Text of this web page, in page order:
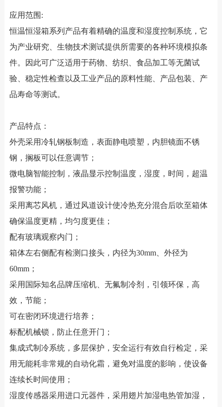
应用范围:
恒温恒湿箱系列产品有着精确的温度和湿度控制系统，它
为产业研究、生物技术测试提供所需要的各种环境模拟条
件。因此可广泛适用于药物、纺织、食品加工等无菌试
验、稳定性检查以及工业产品的原料性能、产品包装、产
品寿命等测试。
产品特点：
外壳采用冷轧钢板制造，表面静电喷塑，内胆镜面不锈
钢，搁板可以任意调节；
微电脑智能控制，液晶显示控制温度，湿度，时间，超温
报警功能；
采用离芯风机，通过风道设计使冷热充分混合后吹至箱体
确保温度更精，均匀度更佳；
配有玻璃观察内门；
箱体左右侧配有检测口接头，内径为30mm、外径为
60mm；
采用国际知名品牌压缩机、无氟制冷剂，引领环保，高
效，节能；
可在密闭环境进行培养；
标配机械锁，防止任意开门；
集成式制冷系统，多层保护，安全运行有效自行检定，采
用无能耗非常规的自动化霜，避免对温度的影响，使设备
连续长时间使用；
湿度传感器采用进口元器件，采用翅片加湿电热管加湿，